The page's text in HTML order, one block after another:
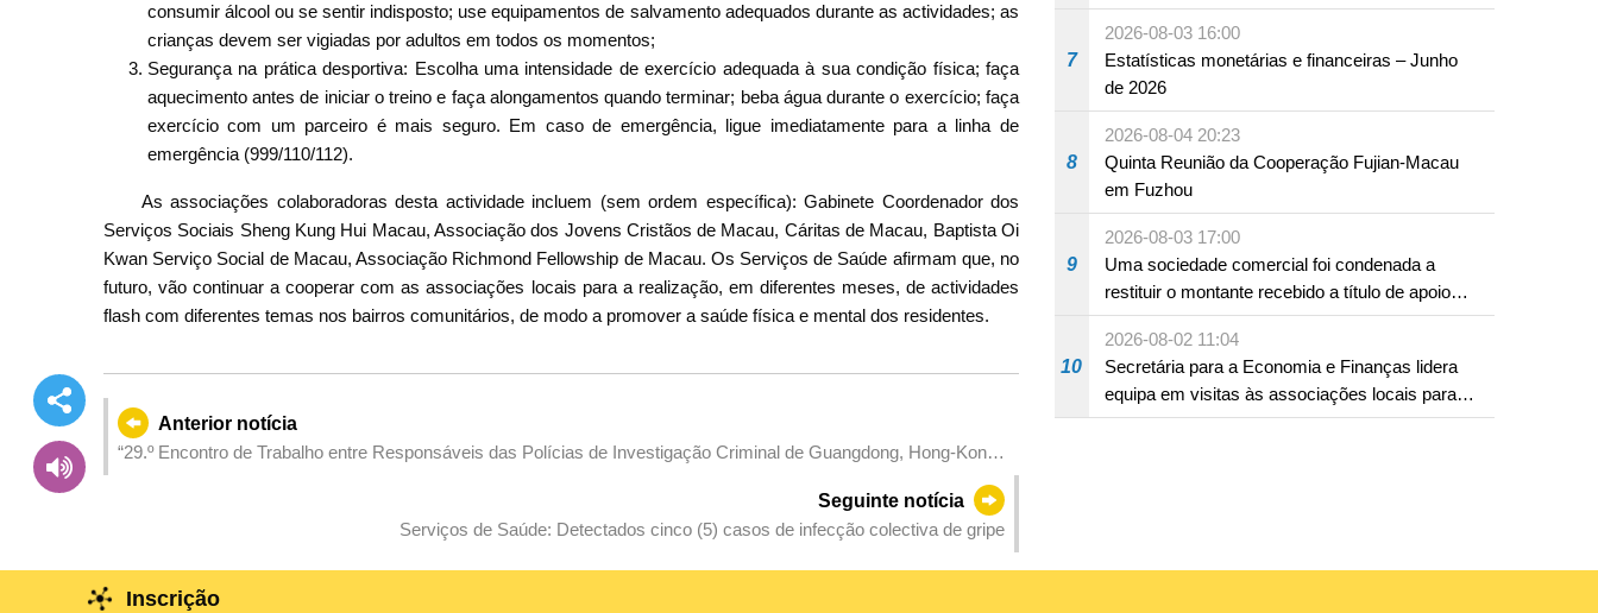
consumir álcool ou se sentir indisposto; use equipamentos de salvamento adequados durante as actividades; as
crianças devem ser vigiadas por adultos em todos os momentos;
Segurança na prática desportiva: Escolha uma intensidade de exercício adequada à sua condição física; faça
aquecimento antes de iniciar o treino e faça alongamentos quando terminar; beba água durante o exercício; faça
exercício com um parceiro é mais seguro. Em caso de emergência, ligue imediatamente para a linha de
emergência (999/110/112).
As associações colaboradoras desta actividade incluem (sem ordem específica): Gabinete Coordenador dos
Serviços Sociais Sheng Kung Hui Macau, Associação dos Jovens Cristãos de Macau, Cáritas de Macau, Baptista Oi
Kwan Serviço Social de Macau, Associação Richmond Fellowship de Macau. Os Serviços de Saúde afirmam que, no
futuro, vão continuar a cooperar com as associações locais para a realização, em diferentes meses, de actividades
flash com diferentes temas nos bairros comunitários, de modo a promover a saúde física e mental dos residentes.
Anterior notícia
“29.º Encontro de Trabalho entre Responsáveis das Polícias de Investigação Criminal de Guangdong, Hong-Kong
Seguinte notícia
Serviços de Saúde: Detectados cinco (5) casos de infecção colectiva de gripe
18 anos
7
2026-08-03 16:00
Estatísticas monetárias e financeiras – Junho
de 2026
8
2026-08-04 20:23
Quinta Reunião da Cooperação Fujian-Macau
em Fuzhou
9
2026-08-03 17:00
Uma sociedade comercial foi condenada a
restituir o montante recebido a título de apoio
pecuniário para combater a epidemia de 2022,
por não ter sido provado que reunia os
requisitos para a sua atribuição
10
2026-08-02 11:04
Secretária para a Economia e Finanças lidera
equipa em visitas às associações locais para
consolidar consensos e promover os trabalhos
Inscrição